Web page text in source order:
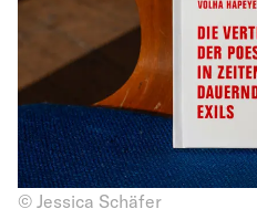
© Jessica Schäfer